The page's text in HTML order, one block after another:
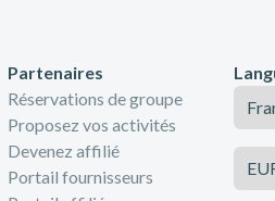
Partenaires
Réservations de groupe
Proposez vos activités
Devenez affilié
Portail fournisseurs
Langue